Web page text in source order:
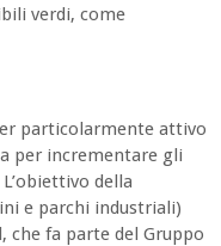
verdi, come
particolarmente attivo
per incrementare gli
della
e parchi industriali)
che fa parte del Gruppo